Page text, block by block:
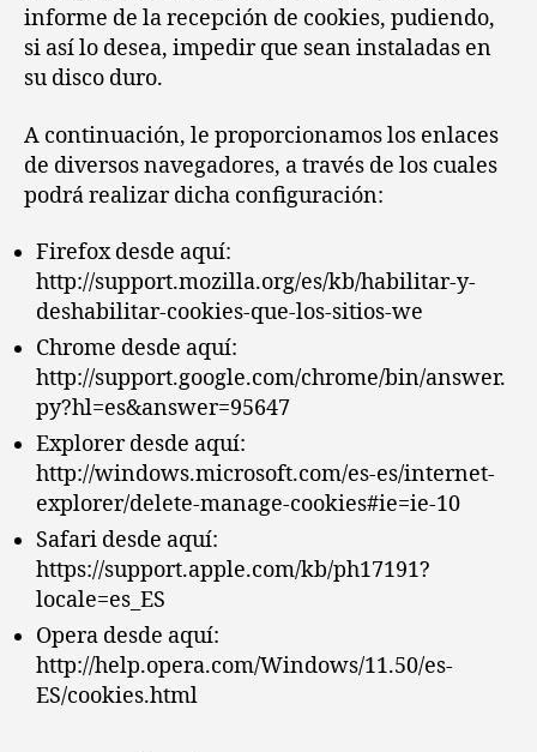
informe de la recepción de cookies, pudiendo,
si así lo desea, impedir que sean instaladas en
su disco duro.
A continuación, le proporcionamos los enlaces
de diversos navegadores, a través de los cuales
podrá realizar dicha configuración:
Firefox desde aquí:
http://support.mozilla.org/es/kb/habilitar-y-
deshabilitar-cookies-que-los-sitios-we
Chrome desde aquí:
http://support.google.com/chrome/bin/answer.
py?hl=es&answer=95647
Explorer desde aquí:
http://windows.microsoft.com/es-es/internet-
explorer/delete-manage-cookies#ie=ie-10
Safari desde aquí:
https://support.apple.com/kb/ph17191?
locale=es_ES
Opera desde aquí:
http://help.opera.com/Windows/11.50/es-
ES/cookies.html